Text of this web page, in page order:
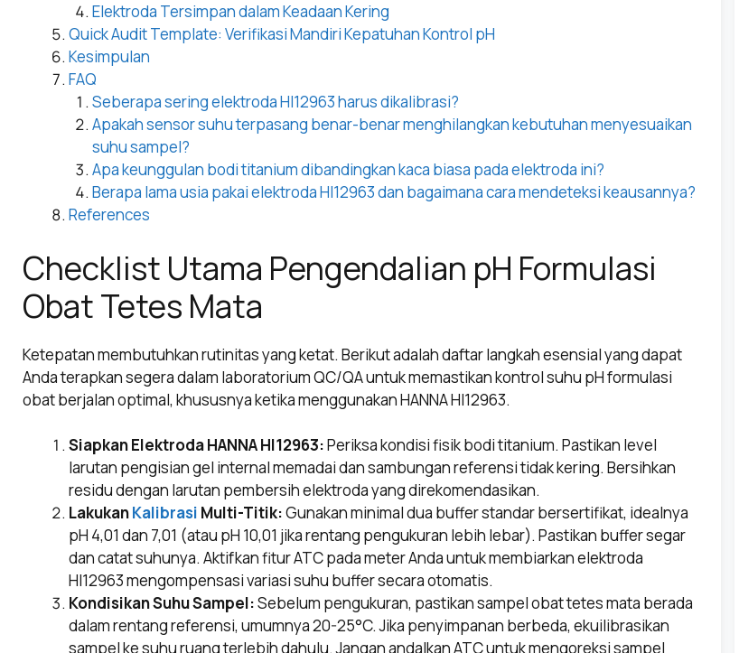
Elektroda Tersimpan dalam Keadaan Kering
Quick Audit Template: Verifikasi Mandiri Kepatuhan Kontrol pH
Kesimpulan
FAQ
Seberapa sering elektroda HI12963 harus dikalibrasi?
Apakah sensor suhu terpasang benar-benar menghilangkan kebutuhan menyesuaikan
suhu sampel?
Apa keunggulan bodi titanium dibandingkan kaca biasa pada elektroda ini?
Berapa lama usia pakai elektroda HI12963 dan bagaimana cara mendeteksi keausannya?
References
Checklist Utama Pengendalian pH Formulasi
Obat Tetes Mata
Ketepatan membutuhkan rutinitas yang ketat. Berikut adalah daftar langkah esensial yang dapat
Anda terapkan segera dalam laboratorium QC/QA untuk memastikan kontrol suhu pH formulasi
obat berjalan optimal, khususnya ketika menggunakan HANNA HI12963.
Siapkan Elektroda HANNA HI12963:Periksa kondisi fisik bodi titanium. Pastikan level
larutan pengisian gel internal memadai dan sambungan referensi tidak kering. Bersihkan
residu dengan larutan pembersih elektroda yang direkomendasikan.
LakukanKalibrasi Multi-Titik:Gunakan minimal dua buffer standar bersertifikat, idealnya
pH 4,01 dan 7,01 (atau pH 10,01 jika rentang pengukuran lebih lebar). Pastikan buffer segar
dan catat suhunya. Aktifkan fitur ATC pada meter Anda untuk membiarkan elektroda
HI12963 mengompensasi variasi suhu buffer secara otomatis.
Kondisikan Suhu Sampel:Sebelum pengukuran, pastikan sampel obat tetes mata berada
dalam rentang referensi, umumnya 20-25°C. Jika penyimpanan berbeda, ekuilibrasikan
sampel ke suhu ruang terlebih dahulu. Jangan andalkan ATC untuk mengoreksi sampel